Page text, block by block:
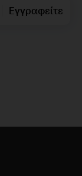
Εγγραφείτε